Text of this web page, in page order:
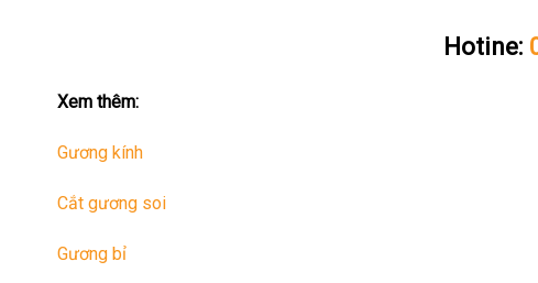
Hotine:
Xem thêm:
Gương kính
Cắt gương soi
Gương bỉ